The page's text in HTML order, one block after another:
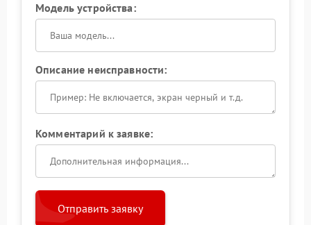
Модель устройства:
Описание неисправности:
Комментарий к заявке:
Отправить заявку